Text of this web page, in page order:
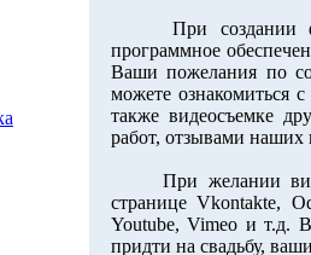
При создании
программное
Ваши пожелания по
можете ознакомиться
также видеосъемке
работ, отзывами наших
При желании
странице Vkontakte,
Youtube, Vimeo и т.д.
придти на свадьбу,